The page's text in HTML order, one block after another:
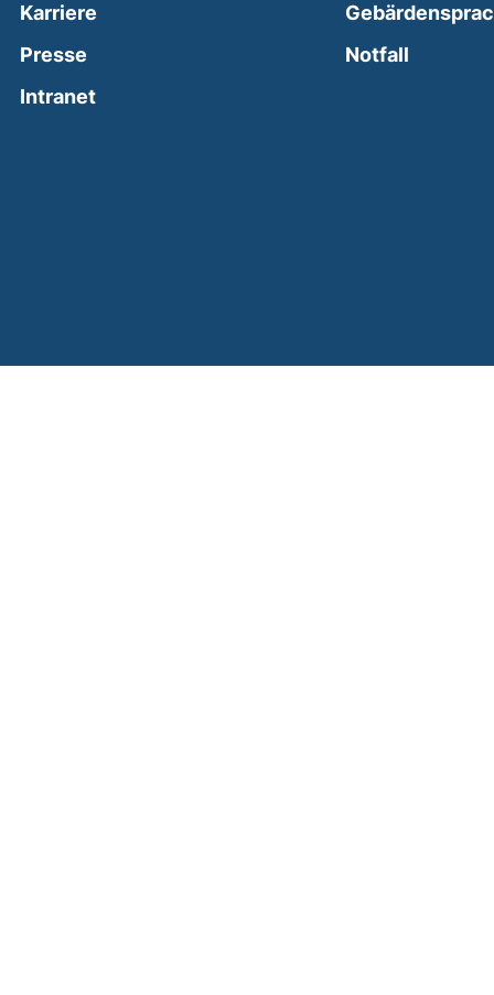
Karriere
Presse
Intranet(external link, opens in a new window)
Notfall